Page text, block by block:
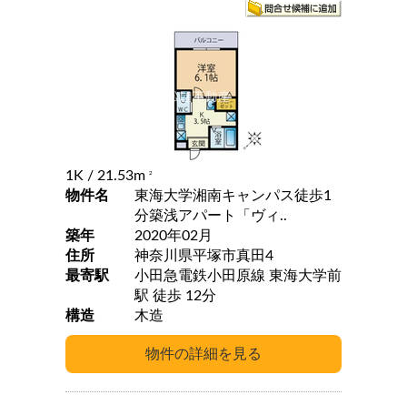
1K / 21.53m 2
物件名
東海大学湘南キャンパス徒歩1
分築浅アパート「ヴィ..
築年
2020年02月
住所
神奈川県平塚市真田4
最寄駅
小田急電鉄小田原線 東海大学前
駅 徒歩 12分
構造
木造